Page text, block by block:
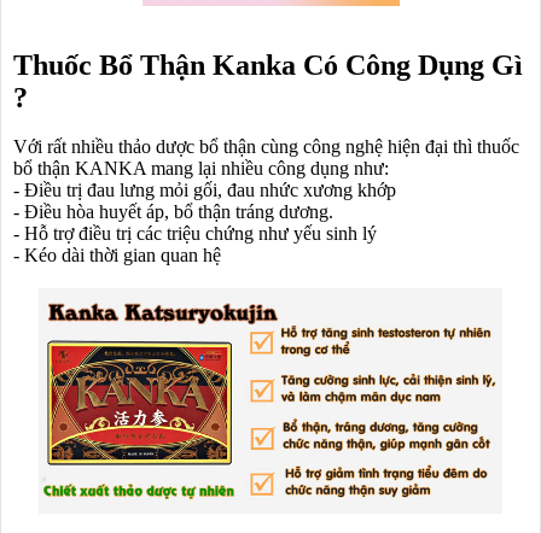
Thuốc Bổ Thận Kanka Có Công Dụng Gì
?
Với rất nhiều thảo dược bổ thận cùng công nghệ hiện đại thì thuốc
bổ thận KANKA mang lại nhiều công dụng như:
- Điều trị đau lưng mỏi gối, đau nhức xương khớp
- Điều hòa huyết áp, bổ thận tráng dương.
- Hỗ trợ điều trị các triệu chứng như yếu sinh lý
- Kéo dài thời gian quan hệ